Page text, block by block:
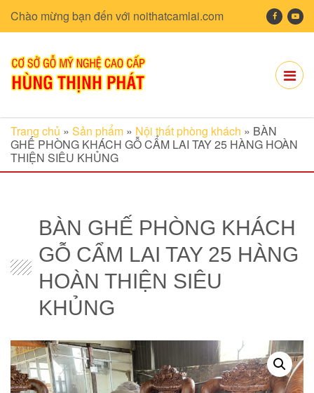
Chào mừng bạn đến với noithatcamlai.com
Trang chủ » Sản phẩm » Nội thất phòng khách » BÀN
GHẾ PHÒNG KHÁCH GỖ CẨM LAI TAY 25 HÀNG HOÀN
THIỆN SIÊU KHỦNG
BÀN GHẾ PHÒNG KHÁCH
GỖ CẨM LAI TAY 25 HÀNG
HOÀN THIỆN SIÊU
KHỦNG